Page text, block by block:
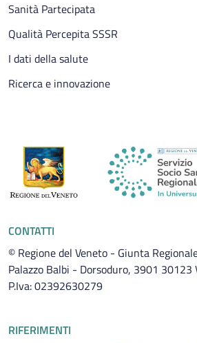
Sanità Partecipata
Qualità Percepita SSSR
I dati della salute
Ricerca e innovazione
CONTATTI
© Regione del Veneto - Giunta
Palazzo Balbi - Dorsoduro, 3901 30123
P.Iva: 02392630279
RIFERIMENTI